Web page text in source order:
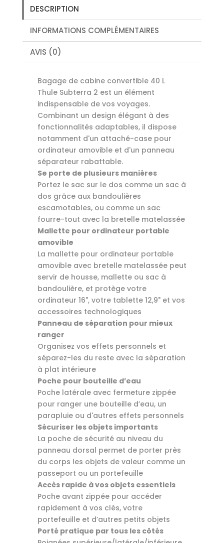
DESCRIPTION
INFORMATIONS COMPLÉMENTAIRES
AVIS (0)
Bagage de cabine convertible 40 L
Thule Subterra 2 est un élément
indispensable de vos voyages.
Combinant un design élégant à des
fonctionnalités adaptables, il dispose
notamment d'un attaché-case pour
ordinateur amovible et d'un panneau
séparateur rabattable.
Se porte de plusieurs manières
Portez le sac sur le dos comme un sac à
dos grâce aux bandoulières
escamotables, ou comme un sac
fourre-tout avec la bretelle matelassée
Mallette pour ordinateur portable
amovible
La mallette pour ordinateur portable
amovible avec bretelle matelassée peut
servir de housse, mallette ou sac à
bandoulière, et protège votre
ordinateur 16", votre tablette 12,9" et vos
accessoires technologiques
Panneau de séparation pour mieux
ranger
Organisez vos effets personnels et
séparez-les du reste avec la séparation
à plat intérieure
Poche pour bouteille d’eau
Poche latérale avec fermeture zippée
pour ranger une bouteille d’eau, un
parapluie ou d'autres effets personnels
Sécuriser les objets importants
La poche de sécurité au niveau du
panneau dorsal permet de porter près
du corps les objets de valeur comme un
passeport ou un portefeuille
Accès rapide à vos objets essentiels
Poche avant zippée pour accéder
rapidement à vos clés, votre
portefeuille et d’autres petits objets
Porté pratique par tous les côtés